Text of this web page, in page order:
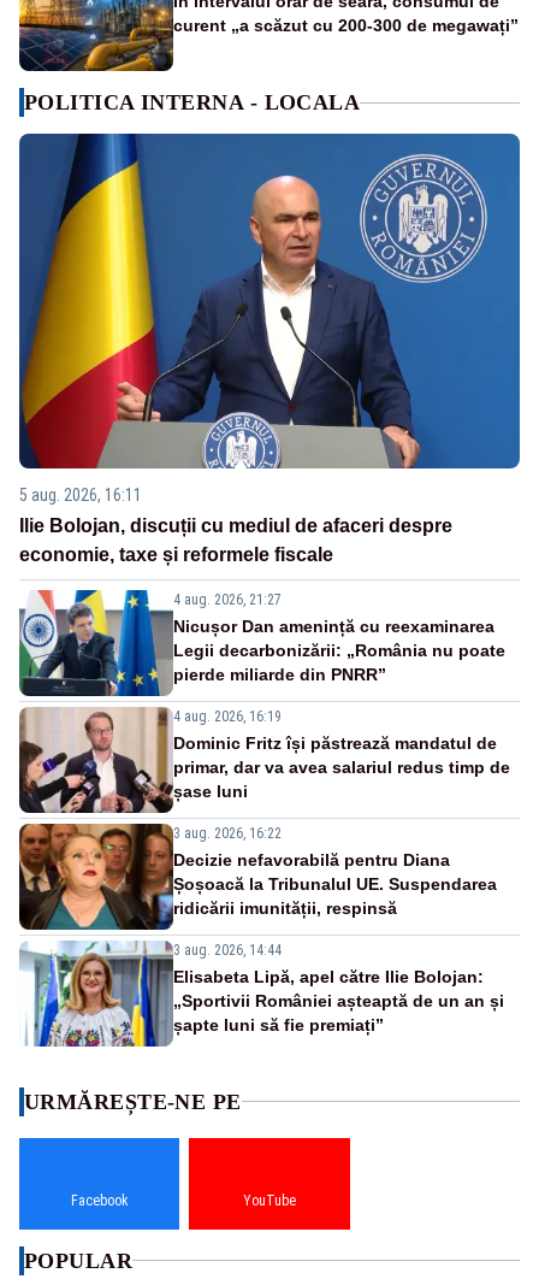
curent „a scăzut cu 200-300 de megawați”
POLITICA INTERNA - LOCALA
5 aug. 2026, 16:11
Ilie Bolojan, discuții cu mediul de afaceri despre
economie, taxe și reformele fiscale
4 aug. 2026, 21:27
Nicușor Dan amenință cu reexaminarea
Legii decarbonizării: „România nu poate
pierde miliarde din PNRR”
4 aug. 2026, 16:19
Dominic Fritz își păstrează mandatul de
primar, dar va avea salariul redus timp de
șase luni
3 aug. 2026, 16:22
Decizie nefavorabilă pentru Diana
Șoșoacă la Tribunalul UE. Suspendarea
ridicării imunității, respinsă
3 aug. 2026, 14:44
Elisabeta Lipă, apel către Ilie Bolojan:
„Sportivii României așteaptă de un an și
șapte luni să fie premiați”
URMĂREȘTE-NE PE
Facebook YouTube
POPULAR